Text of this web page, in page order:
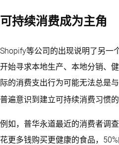
可持续消费成为主角
Shopify等公司的出现说明了另一
开始寻求本地生产、本地分销、
际的消费支出行为可能无法总是
普遍意识到建立可持续消费习惯
例如，普华永道最近的消费者调
花更多钱购买更健康的食品，